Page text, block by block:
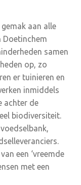
aan alle
Doetinchem
samen
op, zo
er tuinieren en
inmiddels
achter de
biodiversiteit.
een ‘vreemde
met een